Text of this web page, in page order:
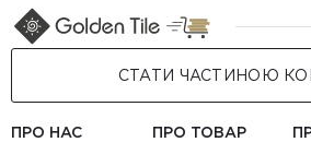
СТАТИ ЧАСТИНОЮ
ПРО НАС ПРО ТОВАР